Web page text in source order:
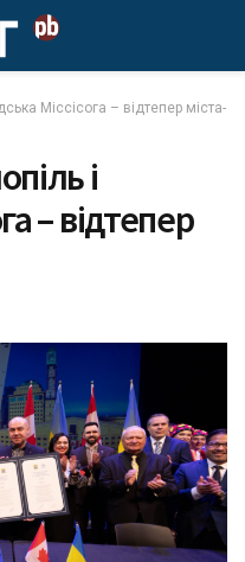
Міссісога – відтепер міста-
і
– відтепер